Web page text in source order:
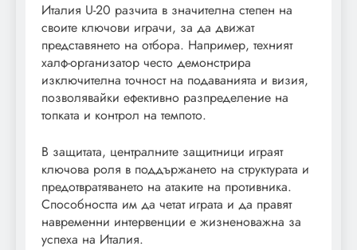
Италия U-20 разчита в значителна степен на
своите ключови играчи, за да движат
представянето на отбора. Например, техният
халф-организатор често демонстрира
изключителна точност на подаванията и визия,
позволявайки ефективно разпределение на
топката и контрол на темпото.
В защитата, централните защитници играят
ключова роля в поддържането на структурата и
предотвратяването на атаките на противника.
Способността им да четат играта и да правят
навременни интервенции е жизненоважна за
успеха на Италия.